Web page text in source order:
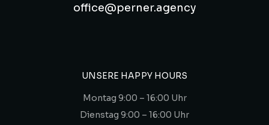
office@perner.agency
UNSERE HAPPY HOURS
Montag 9:00 – 16:00 Uhr
Dienstag 9:00 – 16:00 Uhr